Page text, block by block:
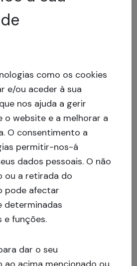
LSD PT
loan in Portugal
como os cookies
e/ou aceder à sua
nos ajuda a gerir
website e a melhorar a
O consentimento a
permitir-nos-á
dados pessoais. O não
ou a retirada do
pode afectar
determinadas
e funções.
dar o seu